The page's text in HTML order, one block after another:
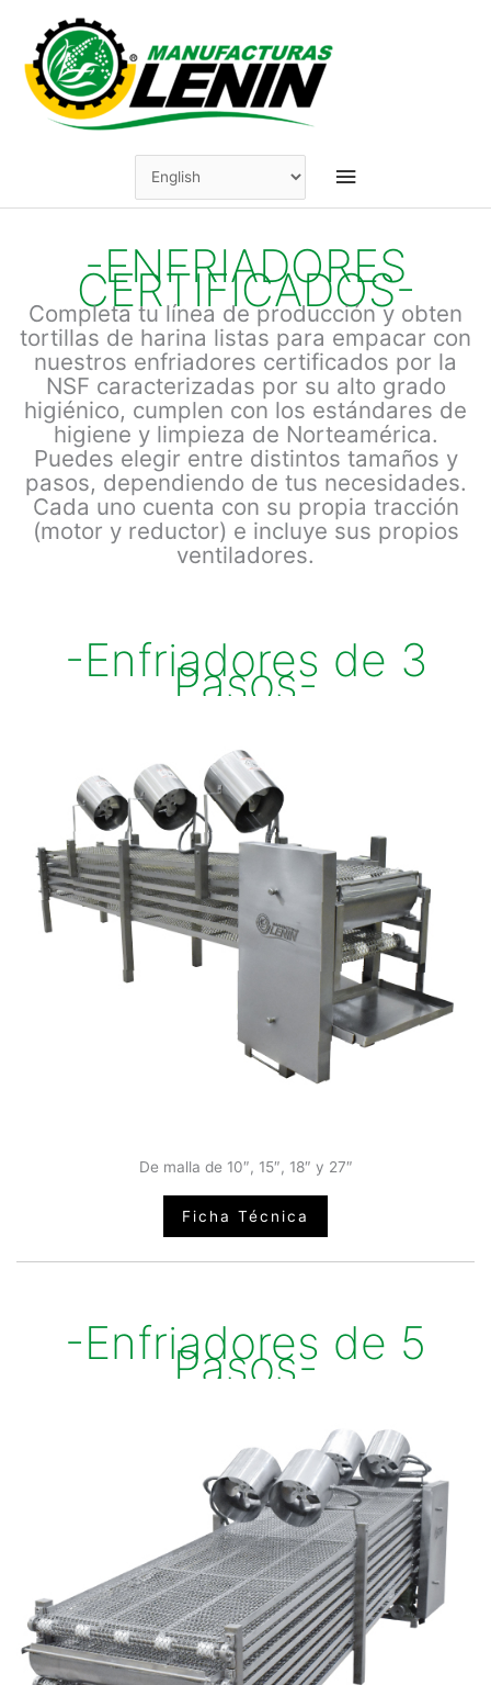
content
Main
-ENFRIADORES
CERTIFICADOS-
Completa tu línea de producción y obten
tortillas de harina listas para empacar con
nuestros enfriadores certificados por la
NSF caracterizadas por su alto grado
higiénico, cumplen con los estándares de
higiene y limpieza de Norteamérica.
Puedes elegir entre distintos tamaños y
pasos, dependiendo de tus necesidades.
Cada uno cuenta con su propia tracción
(motor y reductor) e incluye sus propios
ventiladores.
-Enfriadores de 3
Pasos-
De malla de 10″, 15″, 18″ y 27″
Ficha Técnica
-Enfriadores de 5
Pasos-